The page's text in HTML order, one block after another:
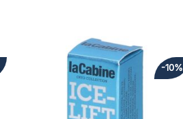
-10%